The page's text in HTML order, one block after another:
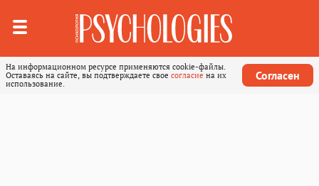
На информационном ресурсе применяются cookie-файлы.
Оставаясь на сайте, вы подтверждаете свое согласие на их
использование.
Согласен